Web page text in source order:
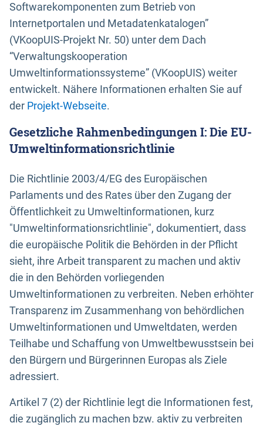
Softwarekomponenten zum Betrieb von
Internetportalen und Metadatenkatalogen”
(VKoopUIS-Projekt Nr. 50) unter dem Dach
“Verwaltungskooperation
Umweltinformationssysteme” (VKoopUIS) weiter
entwickelt. Nähere Informationen erhalten Sie auf
der Projekt-Webseite.
Gesetzliche Rahmenbedingungen I: Die EU-
Umweltinformationsrichtlinie
Die Richtlinie 2003/4/EG des Europäischen
Parlaments und des Rates über den Zugang der
Öffentlichkeit zu Umweltinformationen, kurz
"Umweltinformationsrichtlinie", dokumentiert, dass
die europäische Politik die Behörden in der Pflicht
sieht, ihre Arbeit transparent zu machen und aktiv
die in den Behörden vorliegenden
Umweltinformationen zu verbreiten. Neben erhöhter
Transparenz im Zusammenhang von behördlichen
Umweltinformationen und Umweltdaten, werden
Teilhabe und Schaffung von Umweltbewusstsein bei
den Bürgern und Bürgerinnen Europas als Ziele
adressiert.
Artikel 7 (2) der Richtlinie legt die Informationen fest,
die zugänglich zu machen bzw. aktiv zu verbreiten